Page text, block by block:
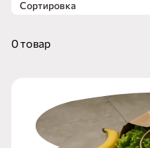
Сортировка
0 товар